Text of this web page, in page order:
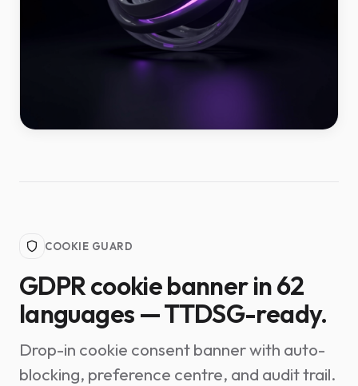
COOKIE GUARD
GDPR cookie banner in 62
languages — TTDSG-ready.
Drop-in cookie consent banner with auto-
blocking, preference centre, and audit trail.